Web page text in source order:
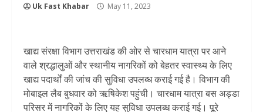
Uk Fast Khabar May 11, 2023
खाद्य संरक्षा विभाग उत्तराखंड की ओर से चारधाम यात्रा पर आने
वाले श्रद्धालुओं और स्थानीय नागरिकों को बेहतर स्वास्थ्य के लिए
खाद्य पदार्थों की जांच की सुविधा उपलब्ध कराई गई है। विभाग की
मोबाइल लैब बुधवार को ऋषिकेश पहुंची। चारधाम यात्रा बस अड्डा
परिसर में नागरिकों के लिए यह सुविधा उपलब्ध कराई गई। पूरे